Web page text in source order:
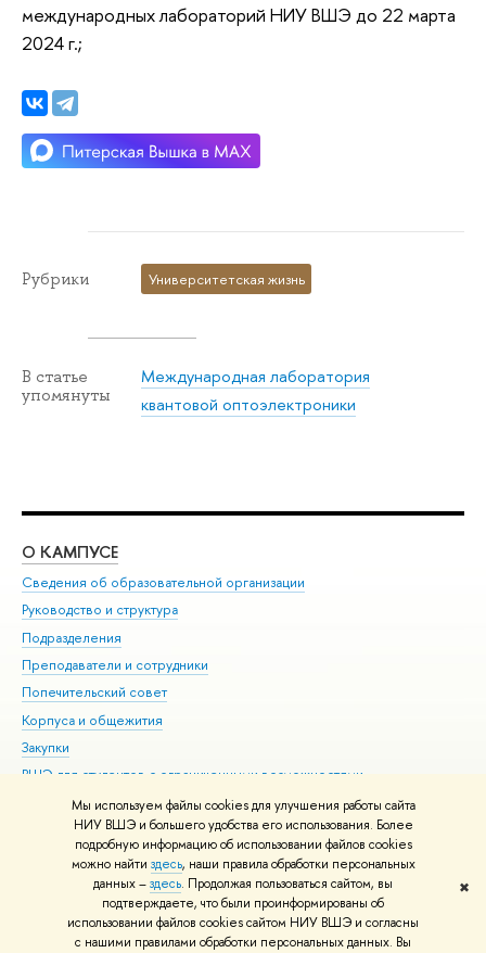
Мы используем файлы cookies для улучшения работы сайта
НИУ ВШЭ и большего удобства его использования. Более
подробную информацию об использовании файлов cookies
можно найти здесь, наши правила обработки персональных
данных –здесь. Продолжая пользоваться сайтом, вы
подтверждаете, что были проинформированы об
использовании файлов cookies сайтом НИУ ВШЭ и согласны
с нашими правилами обработки персональных данных. Вы
✖
международных лабораторий НИУ ВШЭ до 22 марта
2024 г.;
Рубрики Университетская жизнь
В статье
упомянуты
Международная лаборатория
квантовой оптоэлектроники
О КАМПУСЕ
Сведения об образовательной организации
Руководство и структура
Подразделения
Преподаватели и сотрудники
Попечительский совет
Корпуса и общежития
Закупки
ВШЭ для студентов с ограниченными возможностями
здоровья и инвалидностью
Версия для слабовидящих
Единая платежная страница
© НИУ ВШЭ 1993–2026 Адреса и контакты Условия использования
материалов Политика конфиденциальности Карта сайта